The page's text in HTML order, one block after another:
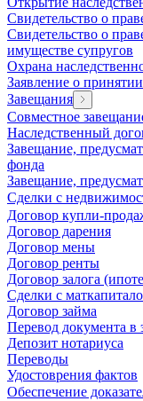
Свидетельство о
Свидетельство о
имуществе супругов
Охрана
Заявление о
Завещания
Совместное
Наследственный
Завещание,
фонда
Завещание,
Сделки с
Договор купли-
Договор дарения
Договор мены
Договор ренты
Договор залога
Сделки с
Договор займа
Перевод документа в
Депозит нотариуса
Переводы
Удостоврения фактов
Обеспечение